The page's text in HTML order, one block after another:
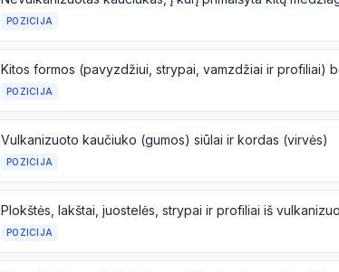
POZICIJA
POZICIJA
Vulkanizuoto kaučiuko (gumos) siūlai ir kordas (virvės)
POZICIJA
POZICIJA